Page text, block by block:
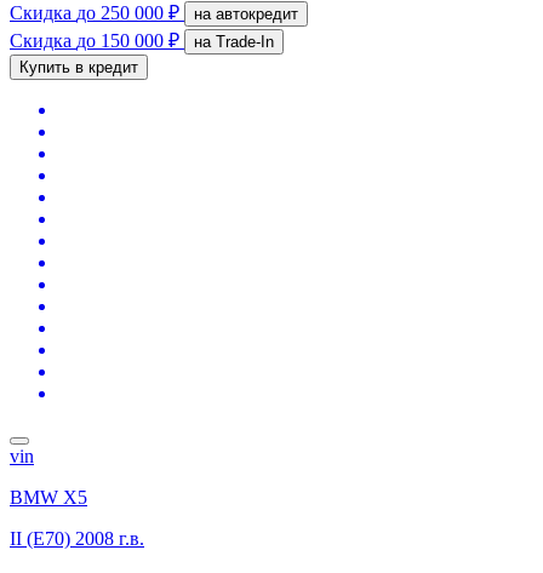
Скидка до 250 000 ₽ на автокредит
Скидка до 150 000 ₽
на Trade-In
Купить в кредит
vin
BMW X5
II (E70) 2008 г.в.